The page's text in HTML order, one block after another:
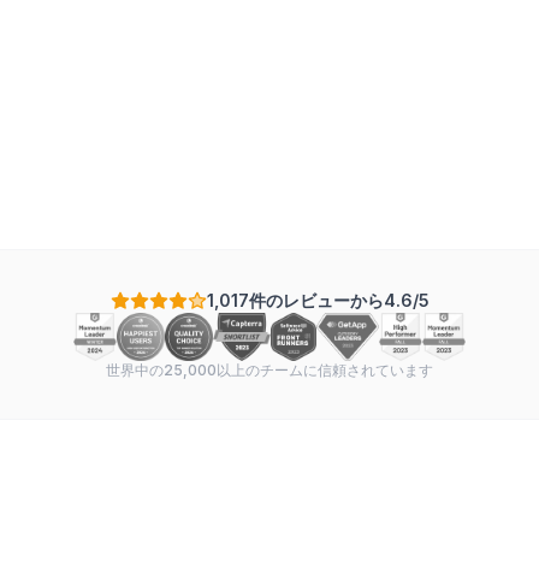
1,017件のレビューから4.6/5
世界中の25,000以上のチームに信頼されています